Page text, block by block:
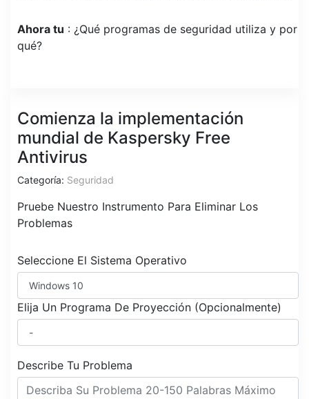
Ahora tu : ¿Qué programas de seguridad utiliza y por
qué?
Comienza la implementación
mundial de Kaspersky Free
Antivirus
Categoría: Seguridad
Pruebe Nuestro Instrumento Para Eliminar Los
Problemas
Seleccione El Sistema Operativo
Elija Un Programa De Proyección (Opcionalmente)
Describe Tu Problema